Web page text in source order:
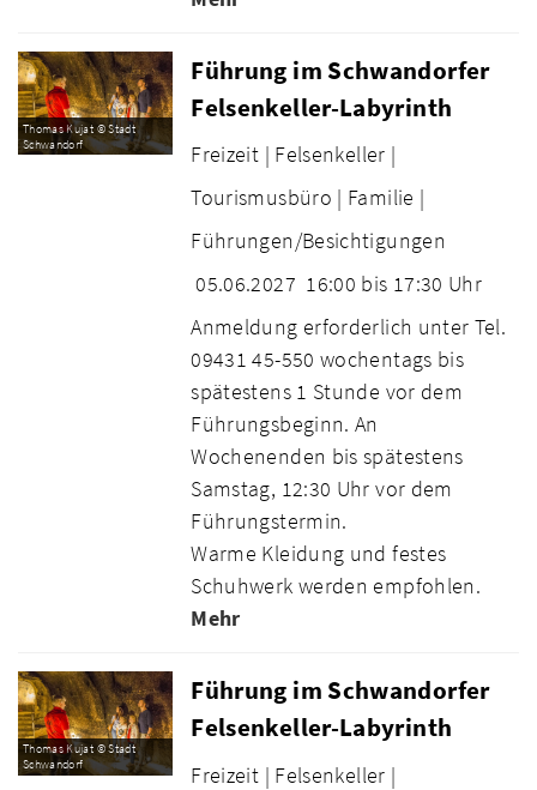
Thomas Kujat © Stadt
Schwandorf
Führung im Schwandorfer
Felsenkeller-Labyrinth
Freizeit | Felsenkeller |
Tourismusbüro | Familie |
Führungen/Besichtigungen
05.06.2027 16:00 bis 17:30 Uhr
Anmeldung erforderlich unter Tel.
09431 45-550 wochentags bis
spätestens 1 Stunde vor dem
Führungsbeginn. An
Wochenenden bis spätestens
Samstag, 12:30 Uhr vor dem
Führungstermin.
Warme Kleidung und festes
Schuhwerk werden empfohlen.
Mehr
Thomas Kujat © Stadt
Schwandorf
Führung im Schwandorfer
Felsenkeller-Labyrinth
Freizeit | Felsenkeller |